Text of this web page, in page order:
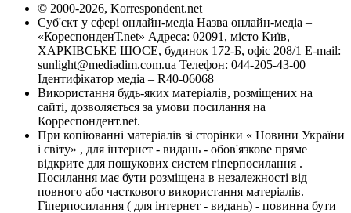
© 2000-2026, Korrespondent.net
Суб'єкт у сфері онлайн-медіа Назва онлайн-медіа –
«КореспонденТ.net» Адреса: 02091, місто Київ,
ХАРКІВСЬКЕ ШОСЕ, будинок 172-Б, офіс 208/1 E-mail:
sunlight@mediadim.com.ua Телефон: 044-205-43-00
Ідентифікатор медіа – R40-06068
Використання будь-яких матеріалів, розміщених на
сайті, дозволяється за умови посилання на
Корреспондент.net.
При копіюванні матеріалів зі сторінки « Новини України
і світу» , для інтернет - видань - обов'язкове пряме
відкрите для пошукових систем гіперпосилання .
Посилання має бути розміщена в незалежності від
повного або часткового використання матеріалів.
Гіперпосилання ( для інтернет - видань) - повинна бути